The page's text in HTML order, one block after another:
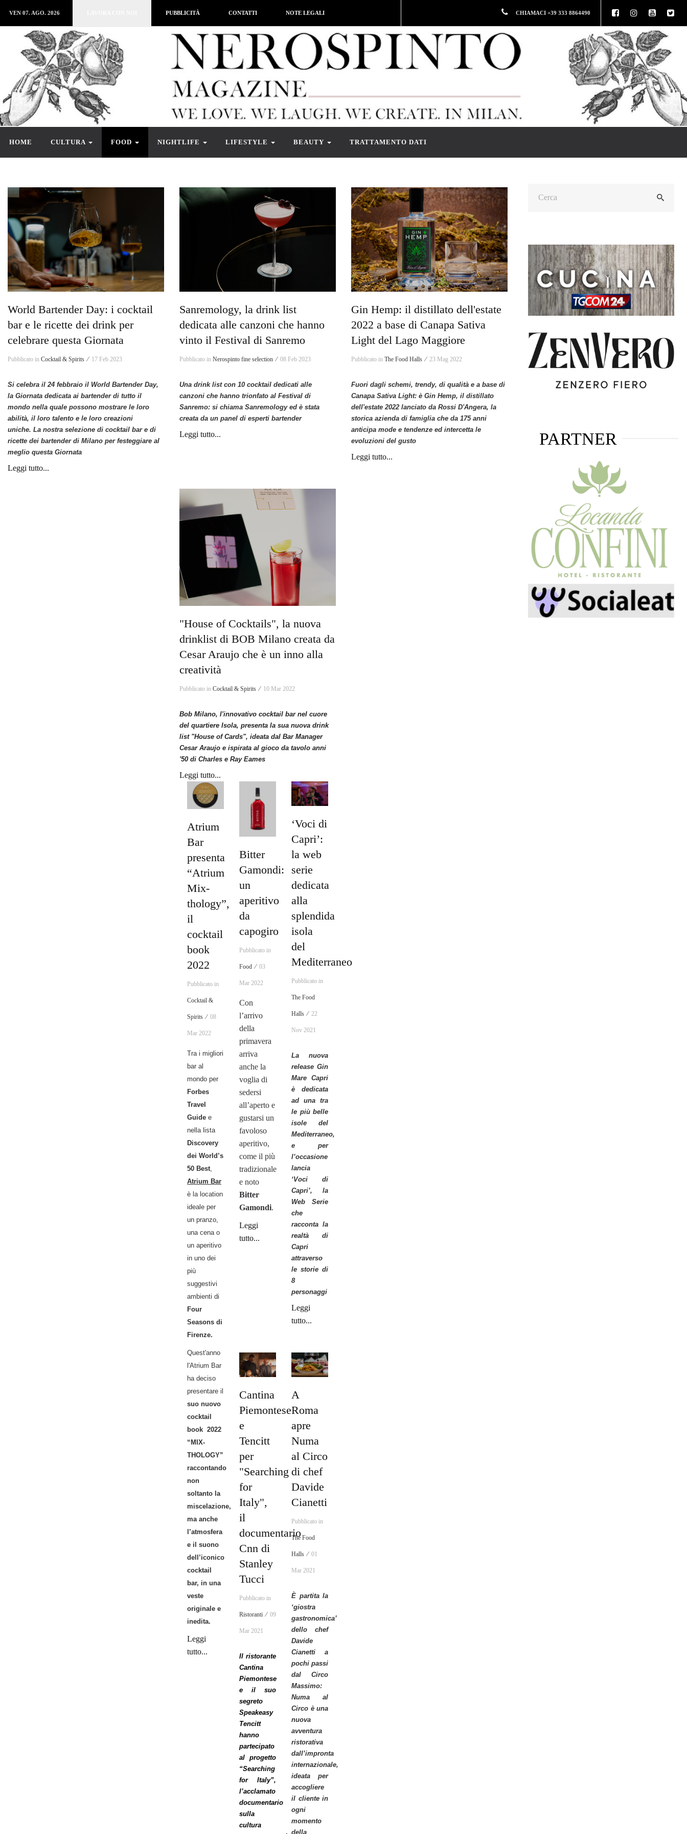
VEN 07. AGO. 2026 PUBBLICITÀ CONTATTI NOTE LEGALI CHIAMACI +39 333 8864490
HOME CULTURA FOOD NIGHTLIFE LIFESTYLE BEAUTY TRATTAMENTO DATI
World Bartender Day: i cocktail
bar e le ricette dei drink per
celebrare questa Giornata
Pubblicato in Cocktail & Spirits ⁄ 17 Feb 2023
Si celebra il 24 febbraio il World Bartender Day,
la Giornata dedicata ai bartender di tutto il
mondo nella quale possono mostrare le loro
abilità, il loro talento e le loro creazioni
uniche. La nostra selezione di cocktail bar e di
ricette dei bartender di Milano per festeggiare al
meglio questa Giornata
Leggi tutto...
Sanremology, la drink list
dedicata alle canzoni che hanno
vinto il Festival di Sanremo
Pubblicato in Nerospinto fine selection ⁄ 08 Feb 2023
Una drink list con 10 cocktail dedicati alle
canzoni che hanno trionfato al Festival di
Sanremo: si chiama Sanremology ed è stata
creata da un panel di esperti bartender
Leggi tutto...
Gin Hemp: il distillato dell'estate
2022 a base di Canapa Sativa
Light del Lago Maggiore
Pubblicato in The Food Halls ⁄ 23 Mag 2022
Fuori dagli schemi, trendy, di qualità e a base di
Canapa Sativa Light: è Gin Hemp, il distillato
dell'estate 2022 lanciato da Rossi D'Angera, la
storica azienda di famiglia che da 175 anni
anticipa mode e tendenze ed intercetta le
evoluzioni del gusto
Leggi tutto...
"House of Cocktails", la nuova
drinklist di BOB Milano creata da
Cesar Araujo che è un inno alla
creatività
Pubblicato in Cocktail & Spirits ⁄ 10 Mar 2022
Bob Milano, l'innovativo cocktail bar nel cuore
del quartiere Isola, presenta la sua nuova drink
list "House of Cards", ideata dal Bar Manager
Cesar Araujo e ispirata al gioco da tavolo anni
'50 di Charles e Ray Eames
Leggi tutto...
Atrium
Bar
presenta
“Atrium
Mix-
thology”,
il
cocktail
book
2022
Pubblicato in
Cocktail &
Spirits ⁄ 08
Mar 2022
Tra i migliori
bar al
mondo per
Forbes
Travel
Guide e
nella lista
Discovery
dei World’s
50 Best,
Atrium Bar
è la location
ideale per
un pranzo,
una cena o
un aperitivo
in uno dei
più
suggestivi
ambienti di
Four
Seasons di
Firenze.
Quest'anno
l'Atrium Bar
ha deciso
presentare il
suo nuovo
cocktail
book 2022
“MIX-
THOLOGY”
raccontando
non
soltanto la
miscelazione,
ma anche
l’atmosfera
e il suono
dell’iconico
cocktail
bar, in una
veste
originale e
inedita.
Leggi
tutto...
Bitter
Gamondi:
un
aperitivo
da
capogiro
Pubblicato in
Food ⁄ 03
Mar 2022
Con
l’arrivo
della
primavera
arriva
anche la
voglia di
sedersi
all’aperto e
gustarsi un
favoloso
aperitivo,
come il più
tradizionale
e noto
Bitter
Gamondi.
Leggi
tutto...
‘Voci di
Capri’:
la web
serie
dedicata
alla
splendida
isola
del
Mediterraneo
Pubblicato in
The Food
Halls ⁄ 22
Nov 2021
La nuova
release Gin
Mare Capri
è dedicata
ad una tra
le più belle
isole del
Mediterraneo,
e per
l’occasione
lancia
‘Voci di
Capri’, la
Web Serie
che
racconta la
realtà di
Capri
attraverso
le storie di
8
personaggi
Leggi
tutto...
Cantina
Piemontese
e
Tencitt
per
"Searching
for
Italy",
il
documentario
Cnn di
Stanley
Tucci
Pubblicato in
Ristoranti ⁄ 09
Mar 2021
Il ristorante
Cantina
Piemontese
e il suo
segreto
Speakeasy
Tencitt
hanno
partecipato
al progetto
“Searching
for Italy”,
l’acclamato
documentario
sulla
cultura
A
Roma
apre
Numa
al Circo
di chef
Davide
Cianetti
Pubblicato in
The Food
Halls ⁄ 01
Mar 2021
È partita la
‘giostra
gastronomica’
dello chef
Davide
Cianetti a
pochi passi
dal Circo
Massimo:
Numa al
Circo è una
nuova
avventura
ristorativa
dall’impronta
internazionale,
ideata per
accogliere
il cliente in
ogni
momento
della
PARTNER